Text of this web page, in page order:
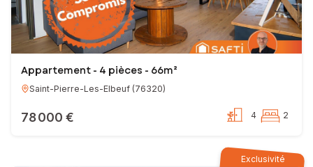
Appartement - 4 pièces - 66m²
Saint-Pierre-Les-Elbeuf (76320)
78 000 € 4 2
Exclusivité